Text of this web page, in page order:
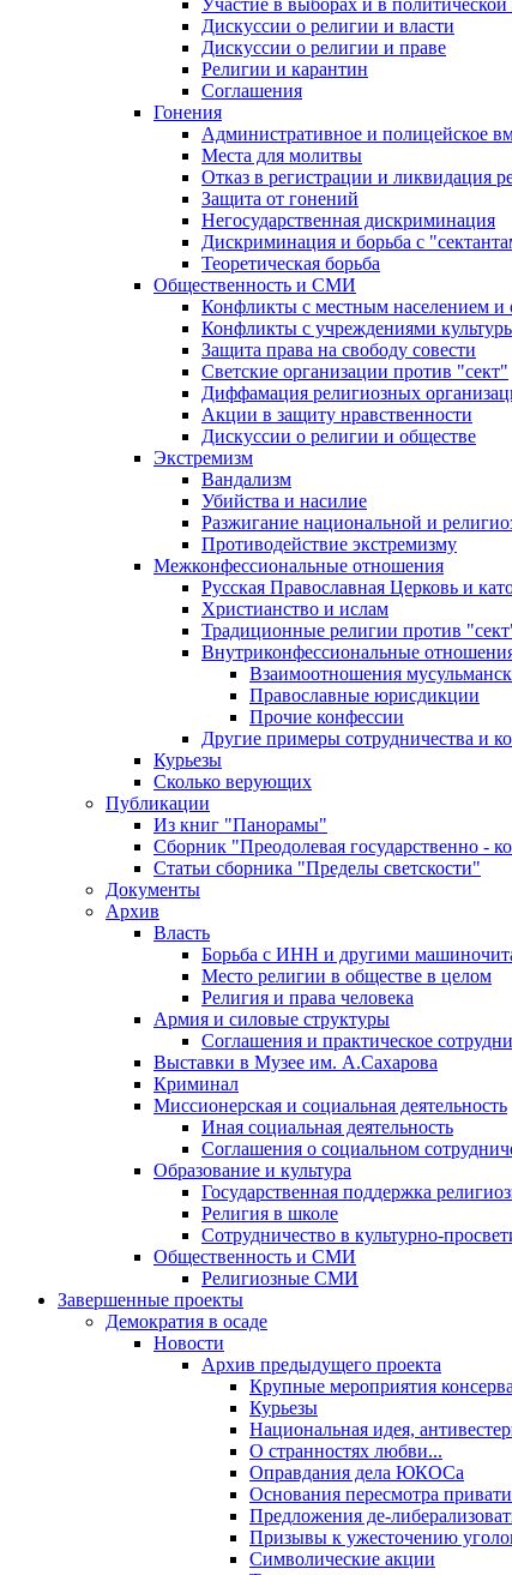
Участие в выборах и в
Дискуссии о религии и власти
Дискуссии о религии и праве
Религии и карантин
Соглашения
Гонения
Административное и полицейское
Места для молитвы
Отказ в регистрации и ликвидация
Защита от гонений
Негосударственная дискриминация
Дискриминация и борьба с
Теоретическая борьба
Общественность и СМИ
Конфликты с местным населением и
Конфликты с учреждениями
Защита права на свободу совести
Светские организации против "сект"
Диффамация религиозных
Акции в защиту нравственности
Дискуссии о религии и обществе
Экстремизм
Вандализм
Убийства и насилие
Разжигание национальной и
Противодействие экстремизму
Межконфессиональные отношения
Русская Православная Церковь и
Христианство и ислам
Традиционные религии против
Внутриконфессиональные
Взаимоотношения
Православные юрисдикции
Прочие конфессии
Другие примеры сотрудничества и
Курьезы
Сколько верующих
Публикации
Из книг "Панорамы"
Сборник "Преодолевая государственно -
Статьи сборника "Пределы светскости"
Документы
Архив
Власть
Борьба с ИНН и другими
Место религии в обществе в целом
Религия и права человека
Армия и силовые структуры
Соглашения и практическое
Выставки в Музее им. А.Сахарова
Криминал
Миссионерская и социальная деятельность
Иная социальная деятельность
Соглашения о социальном
Образование и культура
Государственная поддержка
Религия в школе
Сотрудничество в культурно-
Общественность и СМИ
Религиозные СМИ
Завершенные проекты
Демократия в осаде
Новости
Архив предыдущего проекта
Крупные мероприятия
Курьезы
Национальная идея,
О странностях любви...
Оправдания дела ЮКОСа
Основания пересмотра
Предложения де-
Призывы к ужесточению
Символические акции